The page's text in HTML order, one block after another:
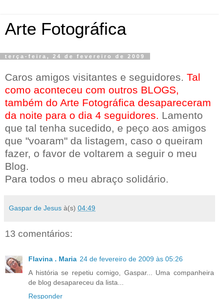
Arte Fotográfica
terça-feira, 24 de fevereiro de 2009
Caros amigos visitantes e seguidores. Tal
como aconteceu com outros BLOGS,
também do Arte Fotográfica desapareceram
da noite para o dia 4 seguidores. Lamento
que tal tenha sucedido, e peço aos amigos
que "voaram" da listagem, caso o queiram
fazer, o favor de voltarem a seguir o meu
Blog.
Para todos o meu abraço solidário.
Gaspar de Jesus à(s) 04:49
13 comentários:
Flavina . Maria 24 de fevereiro de 2009 às 05:26
A história se repetiu comigo, Gaspar... Uma companheira
de blog desapareceu da lista...
Responder